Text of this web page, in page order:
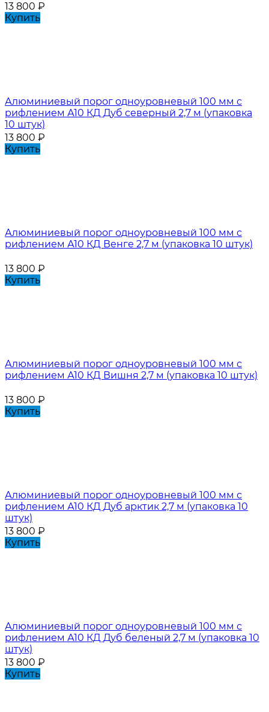
13 800 ₽
Купить
Алюминиевый порог одноуровневый 100 мм с
рифлением А10 КД Дуб северный 2,7 м (упаковка
10 штук)
13 800 ₽
Купить
Алюминиевый порог одноуровневый 100 мм с
рифлением А10 КД Венге 2,7 м (упаковка 10 штук)
13 800 ₽
Купить
Алюминиевый порог одноуровневый 100 мм с
рифлением А10 КД Вишня 2,7 м (упаковка 10 штук)
13 800 ₽
Купить
Алюминиевый порог одноуровневый 100 мм с
рифлением А10 КД Дуб арктик 2,7 м (упаковка 10
штук)
13 800 ₽
Купить
Алюминиевый порог одноуровневый 100 мм с
рифлением А10 КД Дуб беленый 2,7 м (упаковка 10
штук)
13 800 ₽
Купить